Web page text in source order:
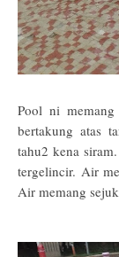
Pool ni
bertakung atas
tahu2 kena
tergelincir. Air
Air memang